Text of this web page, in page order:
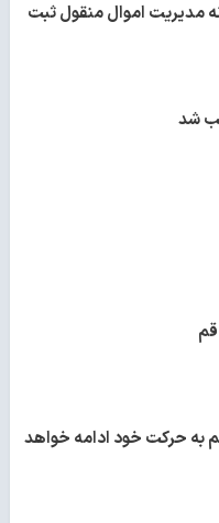
مدیریت اموال منقول ثبت
به حرکت خود ادامه خواهد